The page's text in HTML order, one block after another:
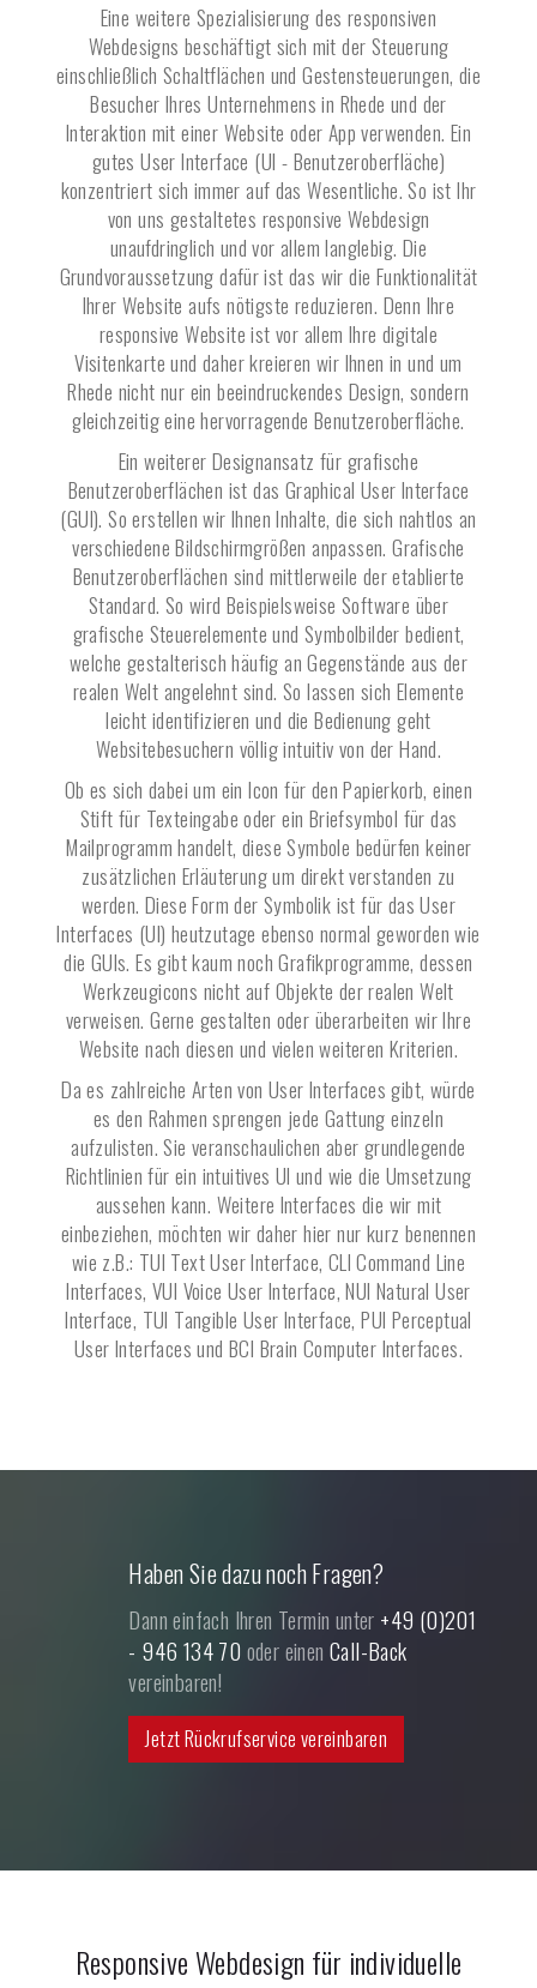
Eine weitere Spezialisierung des responsiven
Webdesigns beschäftigt sich mit der Steuerung
einschließlich Schaltflächen und Gestensteuerungen, die
Besucher Ihres Unternehmens in Rhede und der
Interaktion mit einer Website oder App verwenden. Ein
gutes User Interface (UI - Benutzeroberfläche)
konzentriert sich immer auf das Wesentliche. So ist Ihr
von uns gestaltetes responsive Webdesign
unaufdringlich und vor allem langlebig. Die
Grundvoraussetzung dafür ist das wir die Funktionalität
Ihrer Website aufs nötigste reduzieren. Denn Ihre
responsive Website ist vor allem Ihre digitale
Visitenkarte und daher kreieren wir Ihnen in und um
Rhede nicht nur ein beeindruckendes Design, sondern
gleichzeitig eine hervorragende Benutzeroberfläche.
Ein weiterer Designansatz für grafische
Benutzeroberflächen ist das Graphical User Interface
(GUI). So erstellen wir Ihnen Inhalte, die sich nahtlos an
verschiedene Bildschirmgrößen anpassen. Grafische
Benutzeroberflächen sind mittlerweile der etablierte
Standard. So wird Beispielsweise Software über
grafische Steuerelemente und Symbolbilder bedient,
welche gestalterisch häufig an Gegenstände aus der
realen Welt angelehnt sind. So lassen sich Elemente
leicht identifizieren und die Bedienung geht
Websitebesuchern völlig intuitiv von der Hand.
Ob es sich dabei um ein Icon für den Papierkorb, einen
Stift für Texteingabe oder ein Briefsymbol für das
Mailprogramm handelt, diese Symbole bedürfen keiner
zusätzlichen Erläuterung um direkt verstanden zu
werden. Diese Form der Symbolik ist für das User
Interfaces (UI) heutzutage ebenso normal geworden wie
die GUIs. Es gibt kaum noch Grafikprogramme, dessen
Werkzeugicons nicht auf Objekte der realen Welt
verweisen. Gerne gestalten oder überarbeiten wir Ihre
Website nach diesen und vielen weiteren Kriterien.
Da es zahlreiche Arten von User Interfaces gibt, würde
es den Rahmen sprengen jede Gattung einzeln
aufzulisten. Sie veranschaulichen aber grundlegende
Richtlinien für ein intuitives UI und wie die Umsetzung
aussehen kann. Weitere Interfaces die wir mit
einbeziehen, möchten wir daher hier nur kurz benennen
wie z.B.: TUI Text User Interface, CLI Command Line
Interfaces, VUI Voice User Interface, NUI Natural User
Interface, TUI Tangible User Interface, PUI Perceptual
User Interfaces und BCI Brain Computer Interfaces.
Haben Sie dazu noch Fragen?
Dann einfach Ihren Termin unter +49 (0)201
- 946 134 70 oder einen Call-Back
vereinbaren!
Jetzt Rückrufservice vereinbaren
Responsive Webdesign für individuelle